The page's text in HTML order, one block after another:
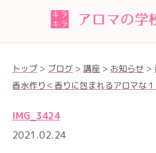
トップ > ブログ > 講座 > お知らせ >
香水作り＜香りに包まれるアロマな
IMG_3424
2021.02.24